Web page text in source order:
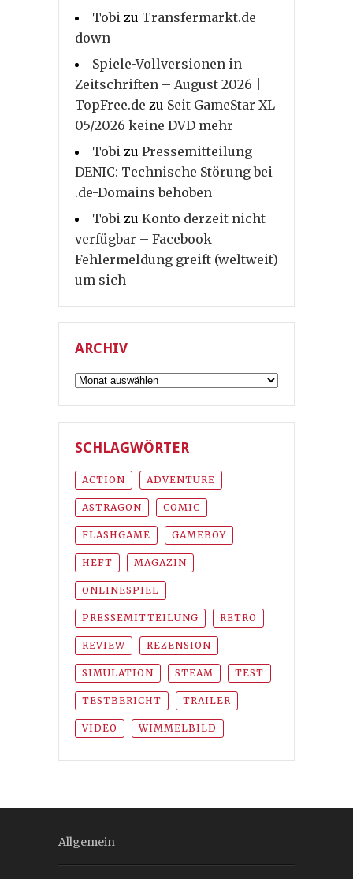
Tobi zu Transfermarkt.de
down
Spiele-Vollversionen in
Zeitschriften – August 2026 |
TopFree.de zu Seit GameStar XL
05/2026 keine DVD mehr
Tobi zu Pressemitteilung
DENIC: Technische Störung bei
.de-Domains behoben
Tobi zu Konto derzeit nicht
verfügbar – Facebook
Fehlermeldung greift (weltweit)
um sich
ARCHIV
Archiv
SCHLAGWÖRTER
ACTION ADVENTURE
ASTRAGON COMIC
FLASHGAME GAMEBOY
HEFT MAGAZIN
ONLINESPIEL
PRESSEMITTEILUNG RETRO
REVIEW REZENSION
SIMULATION STEAM TEST
TESTBERICHT TRAILER
VIDEO WIMMELBILD
Allgemein